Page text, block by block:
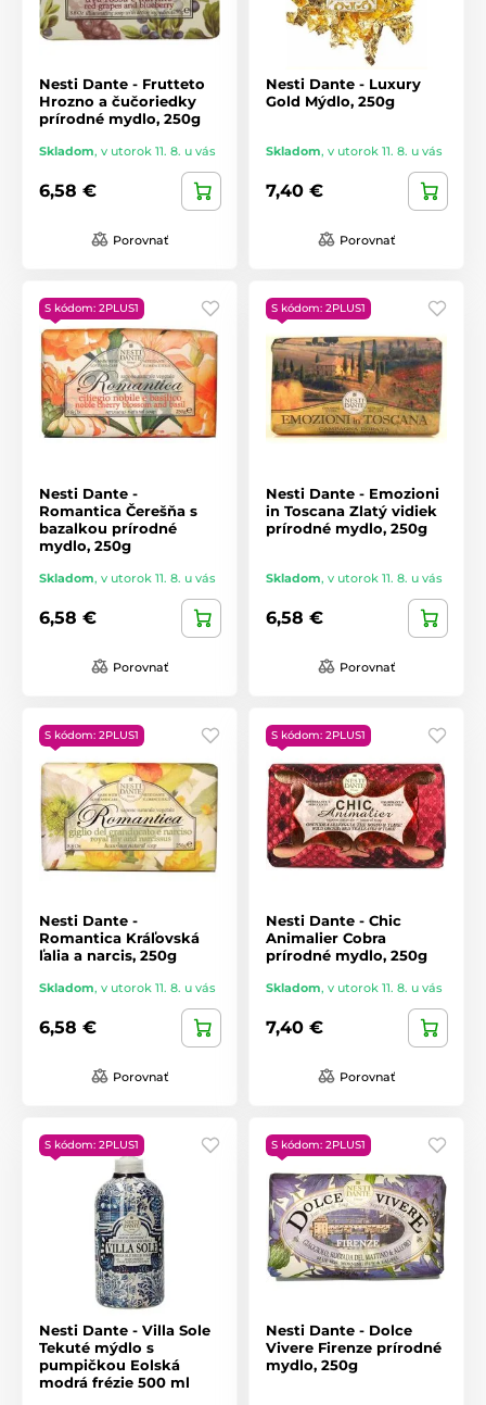
Nesti Dante - Frutteto
Hrozno a čučoriedky
prírodné mydlo, 250g
Skladom, v utorok 11. 8. u vás
6,58 €
Porovnať
Nesti Dante - Luxury
Gold Mýdlo, 250g
Skladom, v utorok 11. 8. u vás
7,40 €
Porovnať
S kódom: 2PLUS1
Nesti Dante -
Romantica Čerešňa s
bazalkou prírodné
mydlo, 250g
Skladom, v utorok 11. 8. u vás
6,58 €
Porovnať
S kódom: 2PLUS1
Nesti Dante - Emozioni
in Toscana Zlatý vidiek
prírodné mydlo, 250g
Skladom, v utorok 11. 8. u vás
6,58 €
Porovnať
S kódom: 2PLUS1
Nesti Dante -
Romantica Kráľovská
ľalia a narcis, 250g
Skladom, v utorok 11. 8. u vás
6,58 €
Porovnať
S kódom: 2PLUS1
Nesti Dante - Chic
Animalier Cobra
prírodné mydlo, 250g
Skladom, v utorok 11. 8. u vás
7,40 €
Porovnať
S kódom: 2PLUS1
Nesti Dante - Villa Sole
Tekuté mýdlo s
pumpičkou Eolská
modrá frézie 500 ml
S kódom: 2PLUS1
Nesti Dante - Dolce
Vivere Firenze prírodné
mydlo, 250g